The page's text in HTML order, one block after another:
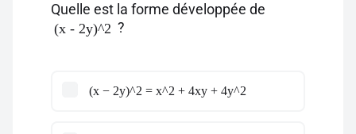
Quelle est la forme développée de
(x - 2y)^2 ?
(x − 2y)^2 = x^2 + 4xy + 4y^2